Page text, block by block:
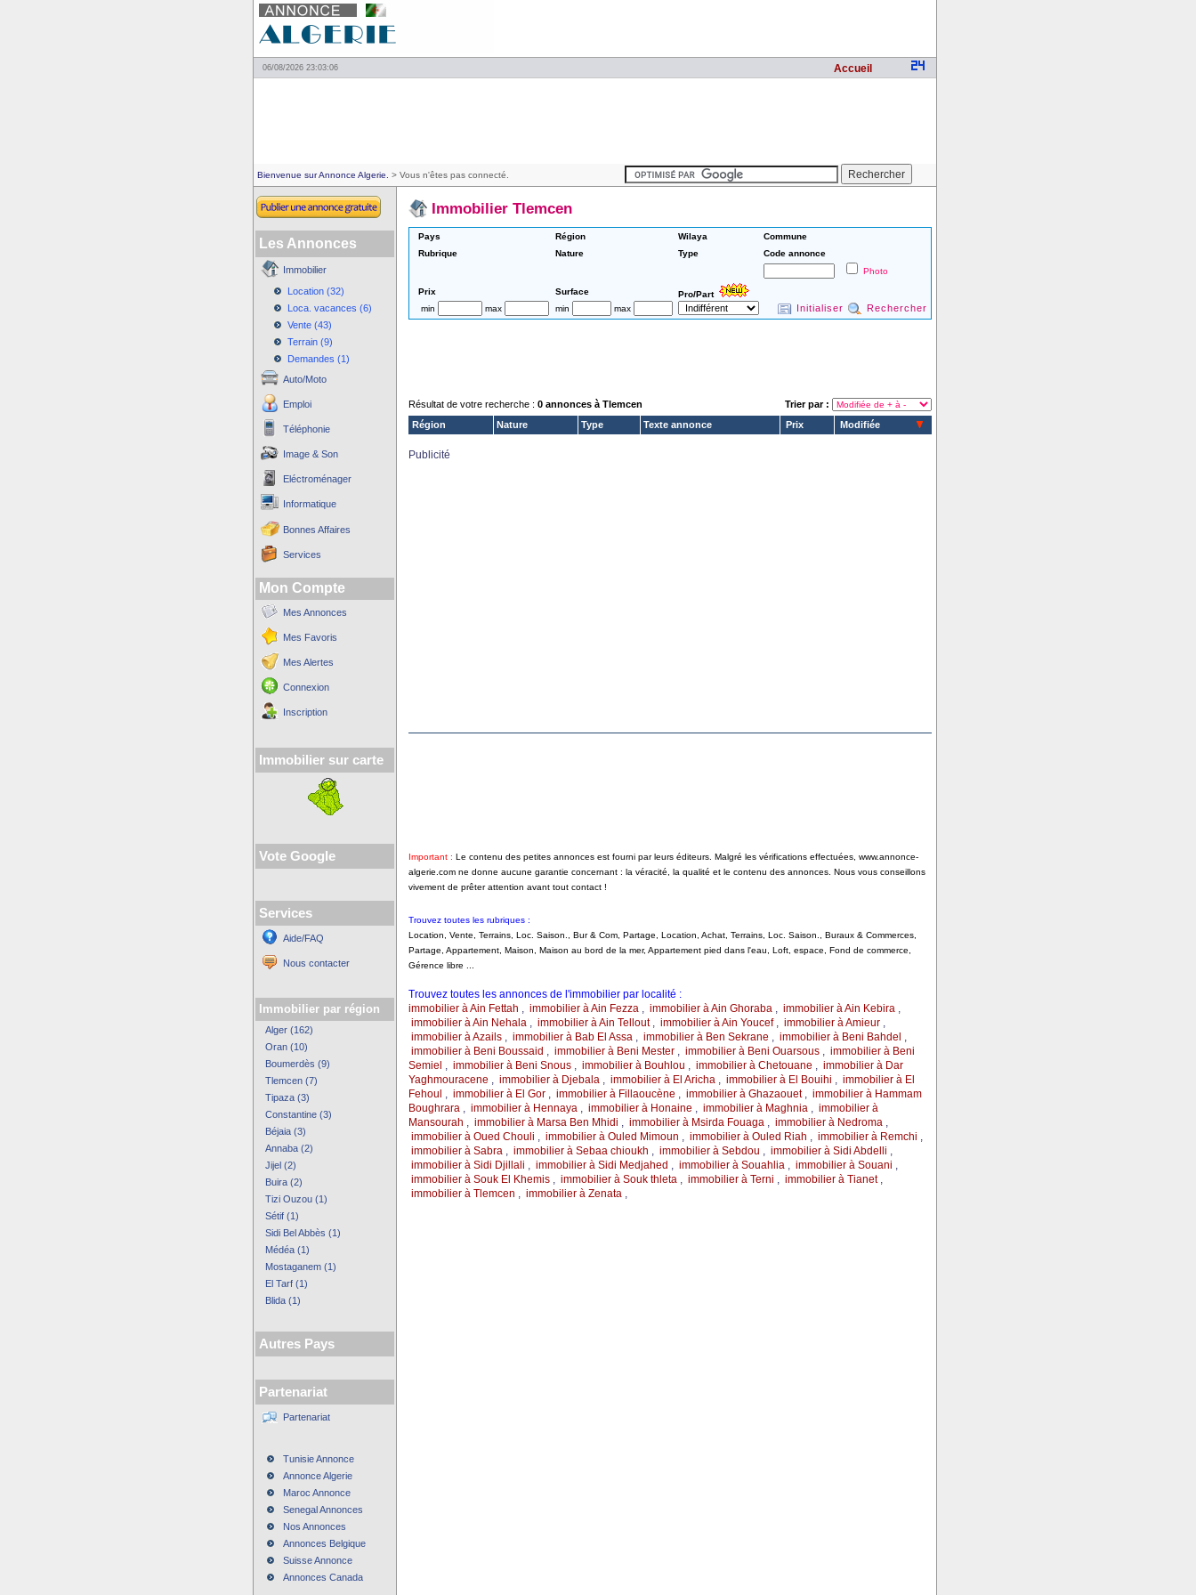
06/08/2026 23:03:06 Accueil
Bienvenue sur Annonce Algerie. > Vous n'êtes pas connecté.
Les Annonces
Immobilier
Location (32)
Loca. vacances (6)
Vente (43)
Terrain (9)
Demandes (1)
Auto/Moto
Emploi
Téléphonie
Image & Son
Eléctroménager
Informatique
Bonnes Affaires
Services
Mon Compte
Mes Annonces
Mes Favoris
Mes Alertes
Connexion
Inscription
Immobilier sur carte
Vote Google
Services
Aide/FAQ
Nous contacter
Immobilier par région
Alger (162)
Oran (10)
Boumerdès (9)
Tlemcen (7)
Tipaza (3)
Constantine (3)
Béjaia (3)
Annaba (2)
Jijel (2)
Buira (2)
Tizi Ouzou (1)
Sétif (1)
Sidi Bel Abbès (1)
Médéa (1)
Mostaganem (1)
El Tarf (1)
Blida (1)
Autres Pays
Partenariat
Partenariat
Tunisie Annonce
Annonce Algerie
Maroc Annonce
Senegal Annonces
Nos Annonces
Annonces Belgique
Suisse Annonce
Annonces Canada
Immobilier Tlemcen
Pays Région Wilaya
Commune
Rubrique
Nature Type
Code annonce
Photo
Prix Surface
Pro/Part
min
max min max Initialiser Rechercher
Résultat de votre recherche : 0 annonces à Tlemcen
Trier par :
Région
Nature Type Texte annonce Prix Modifiée
Publicité
Important : Le contenu des petites annonces est fourni par leurs éditeurs. Malgré les vérifications effectuées, www.annonce-
algerie.com ne donne aucune garantie concernant : la véracité, la qualité et le contenu des annonces. Nous vous conseillons
vivement de prêter attention avant tout contact !
Trouvez toutes les rubriques :
Location, Vente, Terrains, Loc. Saison., Bur & Com, Partage, Location, Achat, Terrains, Loc. Saison., Buraux & Commerces,
Partage, Appartement, Maison, Maison au bord de la mer, Appartement pied dans l'eau, Loft, espace, Fond de commerce,
Gérence libre ...
Trouvez toutes les annonces de l'immobilier par localité :
immobilier à Ain Fettah , immobilier à Ain Fezza, immobilier à Ain Ghoraba, immobilier à Ain Kebira,
immobilier à Ain Nehala, immobilier à Ain Tellout, immobilier à Ain Youcef, immobilier à Amieur,
immobilier à Azails, immobilier à Bab El Assa, immobilier à Ben Sekrane , immobilier à Beni Bahdel ,
immobilier à Beni Boussaid , immobilier à Beni Mester, immobilier à Beni Ouarsous, immobilier à Beni
Semiel , immobilier à Beni Snous, immobilier à Bouhlou , immobilier à Chetouane , immobilier à Dar
Yaghmouracene , immobilier à Djebala, immobilier à El Aricha, immobilier à El Bouihi , immobilier à El
Fehoul , immobilier à El Gor, immobilier à Fillaoucène , immobilier à Ghazaouet, immobilier à Hammam
Boughrara, immobilier à Hennaya, immobilier à Honaine , immobilier à Maghnia, immobilier à
Mansourah , immobilier à Marsa Ben Mhidi , immobilier à Msirda Fouaga, immobilier à Nedroma,
immobilier à Oued Chouli , immobilier à Ouled Mimoun , immobilier à Ouled Riah , immobilier à Remchi ,
immobilier à Sabra, immobilier à Sebaa chioukh , immobilier à Sebdou , immobilier à Sidi Abdelli ,
immobilier à Sidi Djillali , immobilier à Sidi Medjahed , immobilier à Souahlia, immobilier à Souani ,
immobilier à Souk El Khemis, immobilier à Souk thleta, immobilier à Terni , immobilier à Tianet,
immobilier à Tlemcen , immobilier à Zenata,